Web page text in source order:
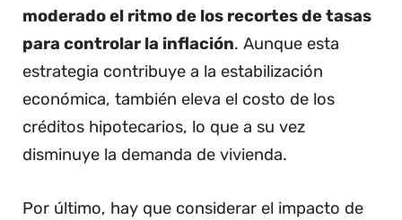
moderado el ritmo de los recortes de tasas
para controlar la inflación. Aunque esta
estrategia contribuye a la estabilización
económica, también eleva el costo de los
créditos hipotecarios, lo que a su vez
disminuye la demanda de vivienda.
Por último, hay que considerar el impacto de